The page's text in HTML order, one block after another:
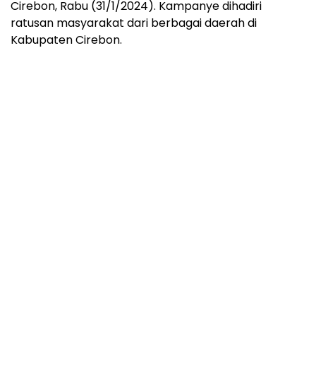
Cirebon, Rabu (31/1/2024). Kampanye dihadiri
ratusan masyarakat dari berbagai daerah di
Kabupaten Cirebon.